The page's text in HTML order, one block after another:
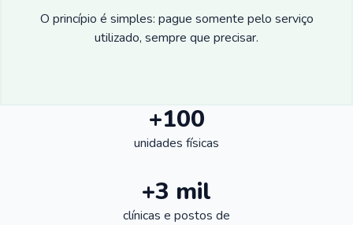
O princípio é simples: pague somente pelo serviço
utilizado, sempre que precisar.
+100
unidades físicas
+3 mil
clínicas e postos de